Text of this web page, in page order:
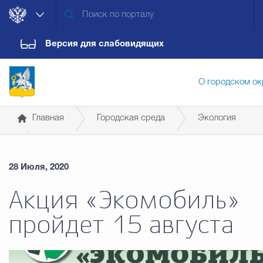
Версия для слабовидящих
О городском
Новости Обращения граждан
Главная Городская среда Экология
28 Июля, 2020
Акция «Экомобиль»
пройдет 15 августа